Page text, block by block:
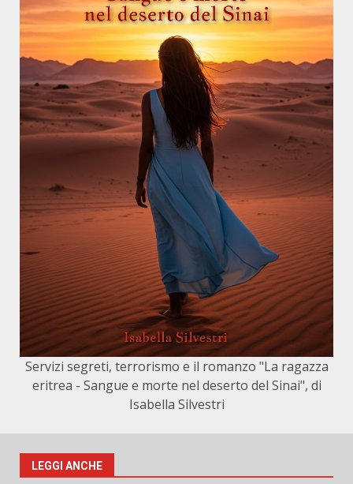
Servizi segreti, terrorismo e il romanzo "La ragazza
eritrea - Sangue e morte nel deserto del Sinai", di
Isabella Silvestri
LEGGI ANCHE